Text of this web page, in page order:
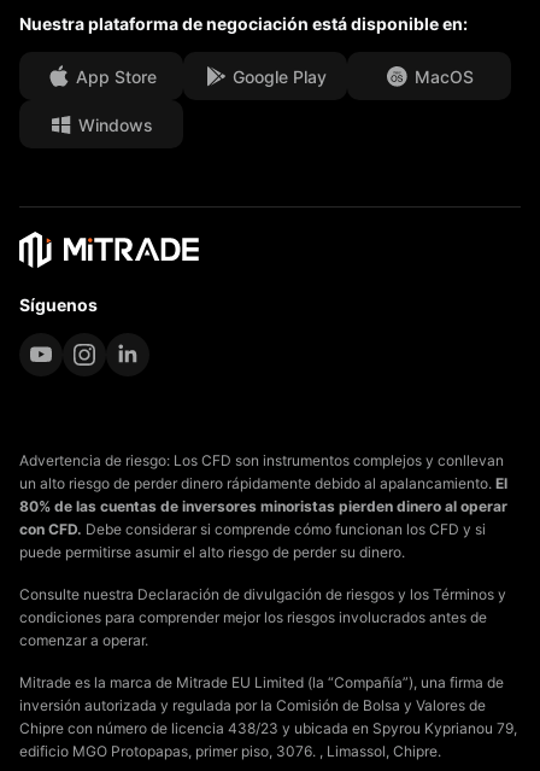
Centro de medios
Oportunidades de Carrera
Documentos Legales
F.A.Q.
Nuestra plataforma de negociación está disponible en:
App Store Google Play MacOS
Windows
Síguenos
Advertencia de riesgo: Los CFD son instrumentos complejos y conllevan
un alto riesgo de perder dinero rápidamente debido al apalancamiento. El
80% de las cuentas de inversores minoristas pierden dinero al operar
con CFD. Debe considerar si comprende cómo funcionan los CFD y si
puede permitirse asumir el alto riesgo de perder su dinero.
Consulte nuestra Declaración de divulgación de riesgos y los Términos y
condiciones para comprender mejor los riesgos involucrados antes de
comenzar a operar.
Mitrade es la marca de Mitrade EU Limited (la “Compañía”), una firma de
inversión autorizada y regulada por la Comisión de Bolsa y Valores de
Chipre con número de licencia 438/23 y ubicada en Spyrou Kyprianou 79,
edificio MGO Protopapas, primer piso, 3076. , Limassol, Chipre.